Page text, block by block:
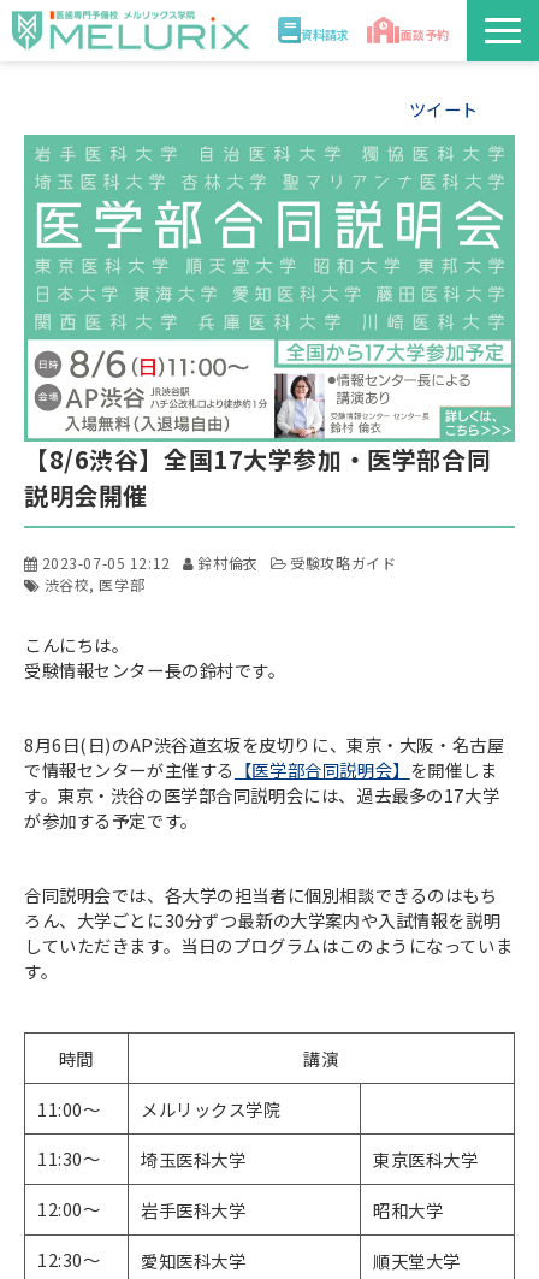
資料請求 面談予約
校舎情報
入学案内
合格実績・合格体験記
講師
医学部解答速報2026
ツイート
【8/6渋谷】全国17大学参加・医学部合同
説明会開催
2023-07-05 12:12 鈴村倫衣
受験攻略ガイド
渋谷校 医学部
こんにちは。
受験情報センター長の鈴村です。
8月6日(日)のAP渋谷道玄坂を皮切りに、東京・大阪・名古屋
で情報センターが主催する 【医学部合同説明会】 を開催しま
す。東京・渋谷の医学部合同説明会には、過去最多の17大学
が参加する予定です。
合同説明会では、各大学の担当者に個別相談できるのはもち
ろん、大学ごとに30分ずつ最新の大学案内や入試情報を説明
していただきます。当日のプログラムはこのようになっていま
す。
時間
講演
11:00～
メルリックス学院
11:30～
埼玉医科大学
東京医科大学
12:00～
岩手医科大学
昭和大学
12:30～
愛知医科大学
順天堂大学